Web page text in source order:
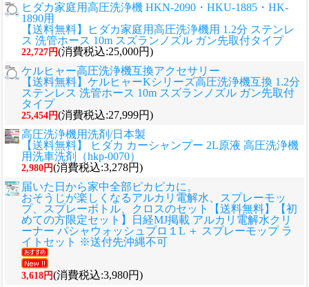
ヒダカ家庭用高圧洗浄機 HKN-2090・HKU-1885・HK-
1890用
【送料無料】ヒダカ家庭用高圧洗浄機用 1.2分 ステンレ
ス 洗管ホース 10m スズランノズル ガン先取付タイプ
22,727円(消費税込:25,000円)
ケルヒャー高圧洗浄機互換アクセサリー
【送料無料】ケルヒャーKシリーズ高圧洗浄機互換 1.2分
ステンレス 洗管ホース 10m スズランノズル ガン先取付
タイプ
25,454円(消費税込:27,999円)
高圧洗浄機用洗剤/日本製
【送料無料】 ヒダカ カーシャンプー 2L原液 高圧洗浄機
用洗車洗剤（hkp-0070）
2,980円(消費税込:3,278円)
届いた日から家中全部ピカピカに。
おそうじが楽しくなるアルカリ電解水、スプレーモッ
プ、スプレーボトル、クロスのセット
【送料無料】【初
めての方限定セット】日経MJ掲載 アルカリ電解水クリ
ーナー パシャウォッシュプロ１L ＋ スプレーモップ ラ
イトセット ※送付先沖縄不可
3,618円(消費税込:3,980円)